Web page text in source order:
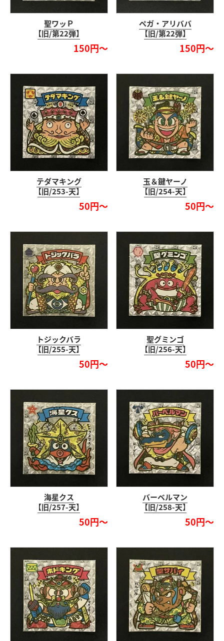
聖ワッＰ
【旧/第22弾】
150円～
ペガ・アリババ
【旧/第22弾】
150円～
テダマキング
【旧/253-天】
50円～
玉＆鍵ヤーノ
【旧/254-天】
50円～
トジックバラ
【旧/255-天】
50円～
聖グミンゴ
【旧/256-天】
50円～
海星クス
【旧/257-天】
50円～
バーベルマン
【旧/258-天】
50円～